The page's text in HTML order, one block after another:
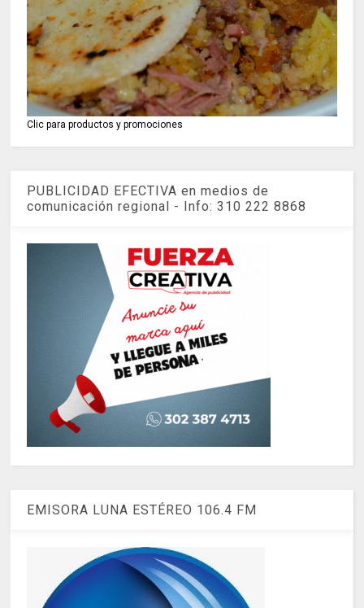
Clic para productos y promociones
PUBLICIDAD EFECTIVA en medios de
comunicación regional - Info: 310 222 8868
EMISORA LUNA ESTÉREO 106.4 FM